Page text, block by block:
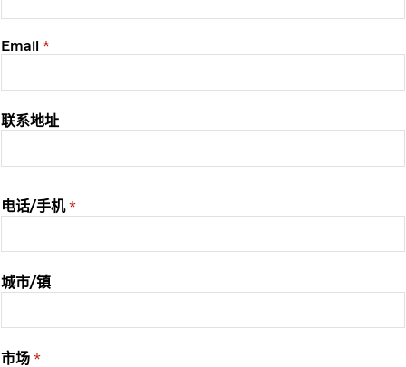
Email
联系地址
电话/手机
城市/镇
市场